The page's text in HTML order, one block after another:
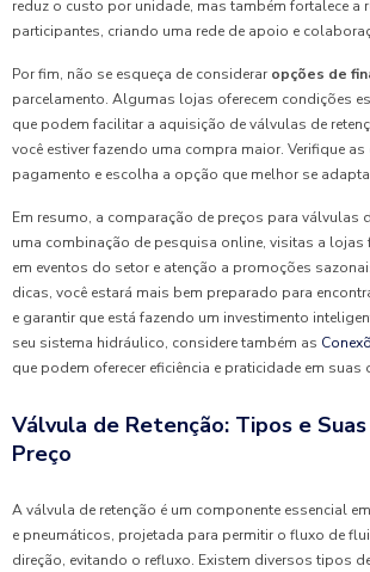
reduz o custo por unidade, mas também fortalece a
participantes, criando uma rede de apoio e
Por fim, não se esqueça de considerar opções de
parcelamento. Algumas lojas oferecem condições
que podem facilitar a aquisição de válvulas de
você estiver fazendo uma compra maior. Verifique
pagamento e escolha a opção que melhor se
Em resumo, a comparação de preços para válvulas
uma combinação de pesquisa online, visitas a lojas
em eventos do setor e atenção a promoções
dicas, você estará mais bem preparado para
e garantir que está fazendo um investimento
seu sistema hidráulico, considere também as
que podem oferecer eficiência e praticidade em suas
Válvula de Retenção: Tipos e
Preço
A válvula de retenção é um componente essencial
e pneumáticos, projetada para permitir o fluxo de
direção, evitando o refluxo. Existem diversos tipos